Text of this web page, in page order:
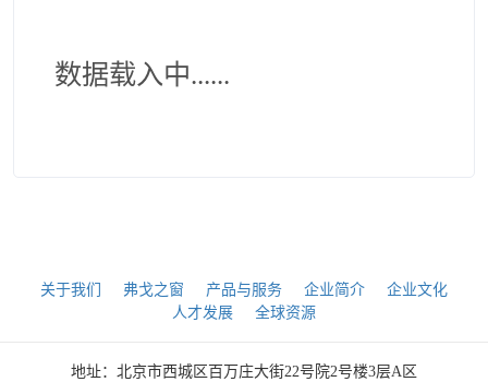
数据载入中......
关于我们 弗戈之窗 产品与服务 企业简介
企业文化
人才发展
全球资源
地址：北京市西城区百万庄大街22号院2号楼3层A区